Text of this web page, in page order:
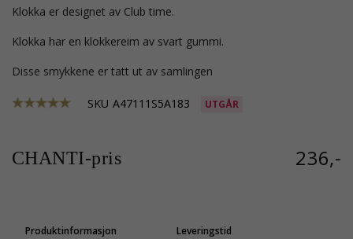
Klokka er designet av Club time.
Klokka har en klokkereim av svart gummi.
Disse smykkene er tatt ut av samlingen
SKU A47111S5A183 UTGÅR
CHANTI-pris 236,-
Produktinformasjon
Leveringstid